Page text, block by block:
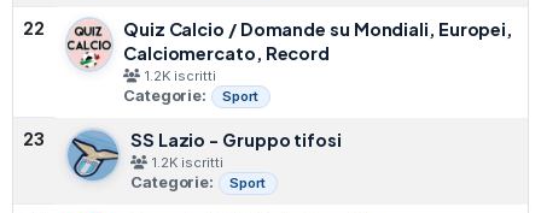
22
Quiz Calcio / Domande su Mondiali, Europei,
Calciomercato, Record
1.2K iscritti
Categorie: Sport
23 SS Lazio - Gruppo tifosi
1.2K iscritti
Categorie: Sport